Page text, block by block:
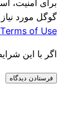
گوگل مورد
Terms of Use
اگر با این